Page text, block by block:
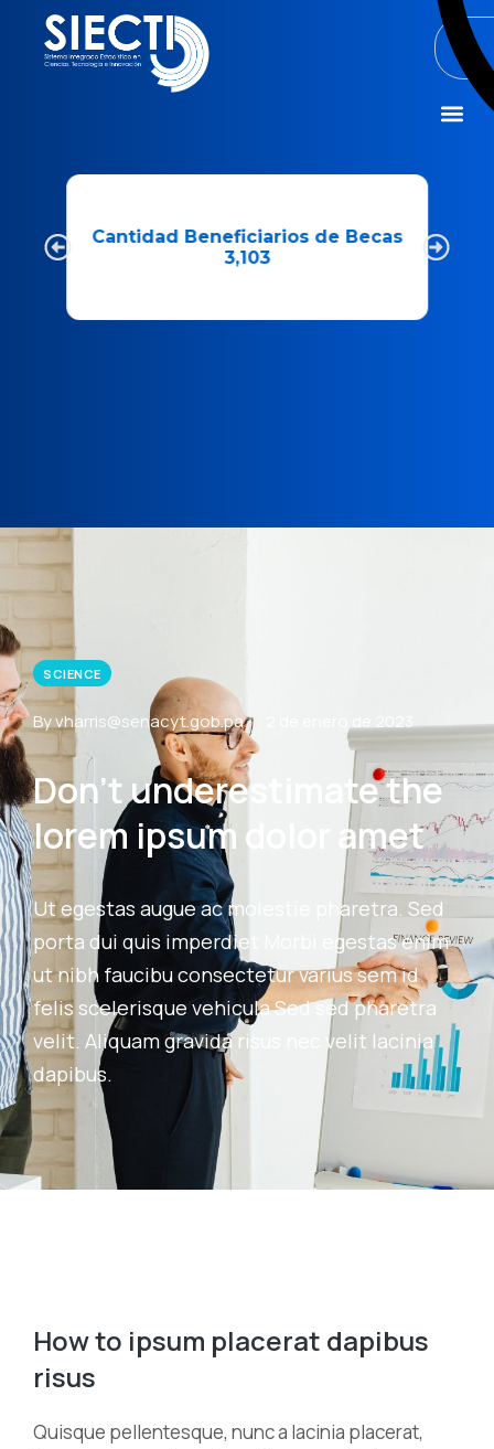
Cantidad Beneficiarios de Becas
3,103
SCIENCE
By vharris@senacyt.gob.pa 2 de enero de 2023
Don’t underestimate the
lorem ipsum dolor amet
Ut egestas augue ac molestie pharetra. Sed
porta dui quis imperdiet Morbi egestas enim
ut nibh faucibu consectetur varius sem id
felis scelerisque vehicula Sed sed pharetra
velit. Aliquam gravida risus nec velit lacinia
dapibus.
How to ipsum placerat dapibus
risus
Quisque pellentesque, nunc a lacinia placerat,